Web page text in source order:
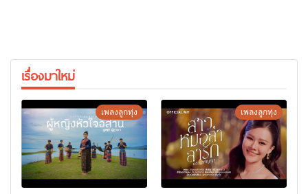
เรื่องมาใหม่
เพลงลูกทุ่ง เพลงลูกทุ่ง